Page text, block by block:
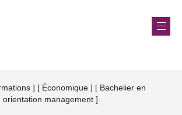
Économique
Bachelier en
orientation management